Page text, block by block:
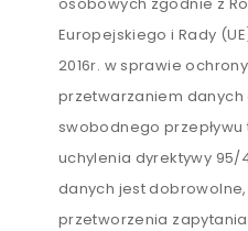
Europejskiego i Rady
2016r. w sprawie
przetwarzaniem
swobodnego
uchylenia dyrektywy 95/
danych jest
przetworzenia